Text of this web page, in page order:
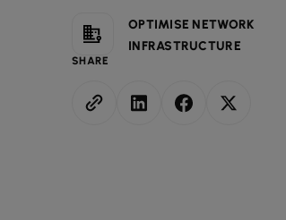
OPTIMISE NETWORK
INFRASTRUCTURE
SHARE